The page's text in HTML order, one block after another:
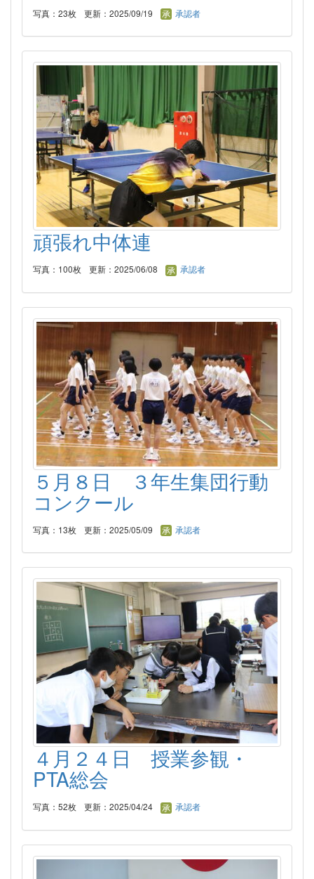
写真：23枚 更新：2025/09/19 承認者
頑張れ中体連
写真：100枚 更新：2025/06/08 承認者
５月８日 ３年生集団行動
コンクール
写真：13枚 更新：2025/05/09 承認者
４月２４日 授業参観・
PTA総会
写真：52枚 更新：2025/04/24 承認者